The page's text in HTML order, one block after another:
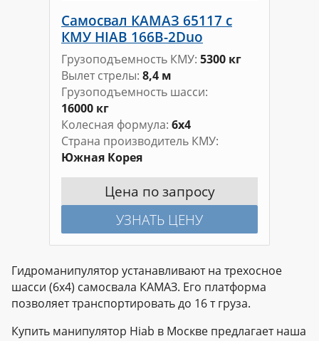
Самосвал КАМАЗ 65117 с
КМУ HIAB 166B-2Duo
Грузоподъемность КМУ 5300 кг
Вылет стрелы 8,4 м
Грузоподъемность шасси
16000 кг
Колесная формула 6х4
Страна производитель КМУ
Южная Корея
Цена по запросу
УЗНАТЬ ЦЕНУ
Гидроманипулятор устанавливают на трехосное
шасси (6х4) самосвала КАМАЗ. Его платформа
позволяет транспортировать до 16 т груза.
Купить манипулятор Hiab в Москве предлагает наша